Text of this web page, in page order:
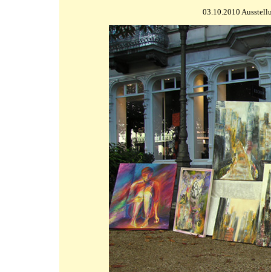
03.10.2010